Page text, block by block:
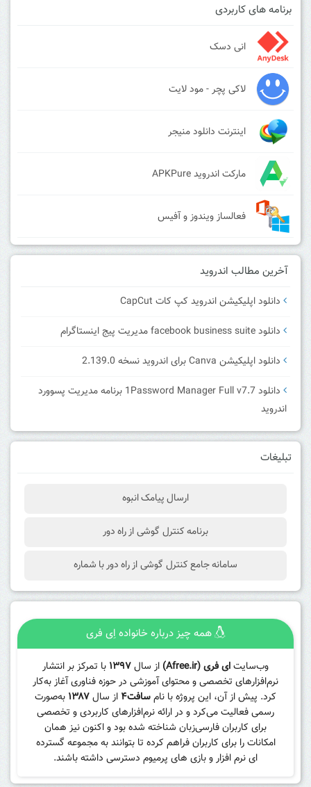
برنامه های کاربردی
انی دسک
لاکی پچر - مود لایت
اینترنت دانلود منیجر
مارکت اندروید APKPure
فعالساز ویندوز و آفیس
آخرین مطالب اندروید
دانلود اپلیکیشن اندروید کپ کات CapCut
دانلود facebook business suite مدیریت پیج اینستاگرام
دانلود اپلیکیشن Canva برای اندروید نسخه 2.139.0
دانلود 1Password Manager Full v7.7 برنامه مدیریت پسوورد
اندروید
تبلیغات
ارسال پیامک انبوه
برنامه کنترل گوشی از راه دور
سامانه جامع کنترل گوشی از راه دور با شماره
همه چیز درباره خانواده اِی فری
وب‌سایتای فری (Afree.ir) از سال۱۳۹۷ با تمرکز بر انتشار
نرم‌افزارهای تخصصی و محتوای آموزشی در حوزه فناوری آغاز به‌کار
کرد. پیش از آن، این پروژه با نامسافت۴ از سال۱۳۸۷ به‌صورت
رسمی فعالیت می‌کرد و در ارائه نرم‌افزارهای کاربردی و تخصصی
برای کاربران فارسی‌زبان شناخته شده بود و اکنون نیز همان
امکانات را برای کاربران فراهم کرده تا بتوانند به مجموعه گسترده
ای نرم افزار و بازی های پرمیوم دسترسی داشته باشند.